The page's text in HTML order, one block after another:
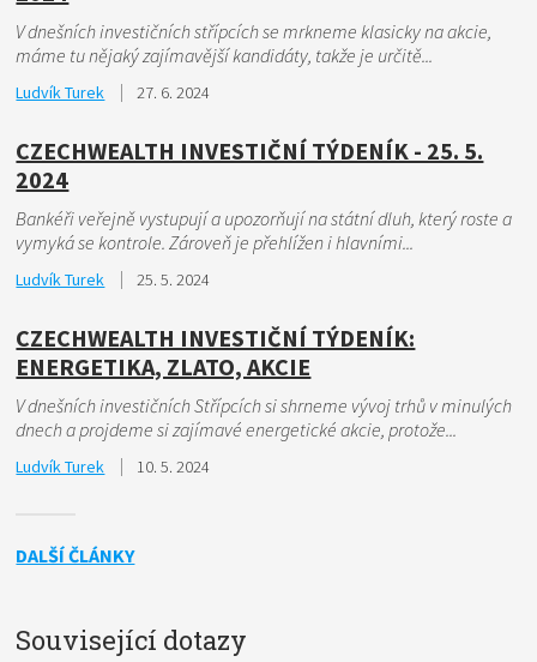
V dnešních investičních střípcích se mrkneme klasicky na akcie,
máme tu nějaký zajímavější kandidáty, takže je určitě...
Ludvík Turek 27. 6. 2024
CZECHWEALTH INVESTIČNÍ TÝDENÍK - 25. 5.
2024
Bankéři veřejně vystupují a upozorňují na státní dluh, který roste a
vymyká se kontrole. Zároveň je přehlížen i hlavními...
Ludvík Turek 25. 5. 2024
CZECHWEALTH INVESTIČNÍ TÝDENÍK:
ENERGETIKA, ZLATO, AKCIE
V dnešních investičních Střípcích si shrneme vývoj trhů v minulých
dnech a projdeme si zajímavé energetické akcie, protože...
Ludvík Turek 10. 5. 2024
DALŠÍ ČLÁNKY
Související dotazy